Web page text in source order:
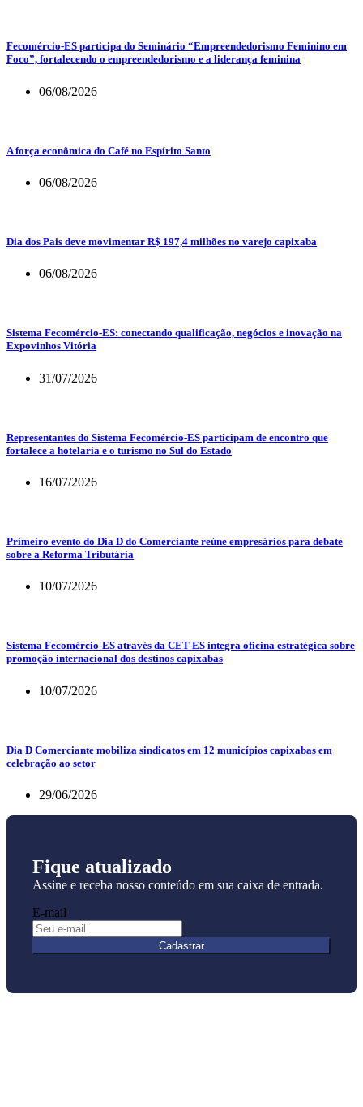
Fecomércio-ES participa do Seminário “Empreendedorismo Feminino em
Foco”, fortalecendo o empreendedorismo e a liderança feminina
06/08/2026
A força econômica do Café no Espírito Santo
06/08/2026
Dia dos Pais deve movimentar R$ 197,4 milhões no varejo capixaba
06/08/2026
Sistema Fecomércio-ES: conectando qualificação, negócios e inovação na
Expovinhos Vitória
31/07/2026
Representantes do Sistema Fecomércio-ES participam de encontro que
fortalece a hotelaria e o turismo no Sul do Estado
16/07/2026
Primeiro evento do Dia D do Comerciante reúne empresários para debate
sobre a Reforma Tributária
10/07/2026
Sistema Fecomércio-ES através da CET-ES integra oficina estratégica sobre
promoção internacional dos destinos capixabas
10/07/2026
Dia D Comerciante mobiliza sindicatos em 12 municípios capixabas em
celebração ao setor
29/06/2026
Fique atualizado
Assine e receba nosso conteúdo em sua caixa de entrada.
E-mail
Cadastrar